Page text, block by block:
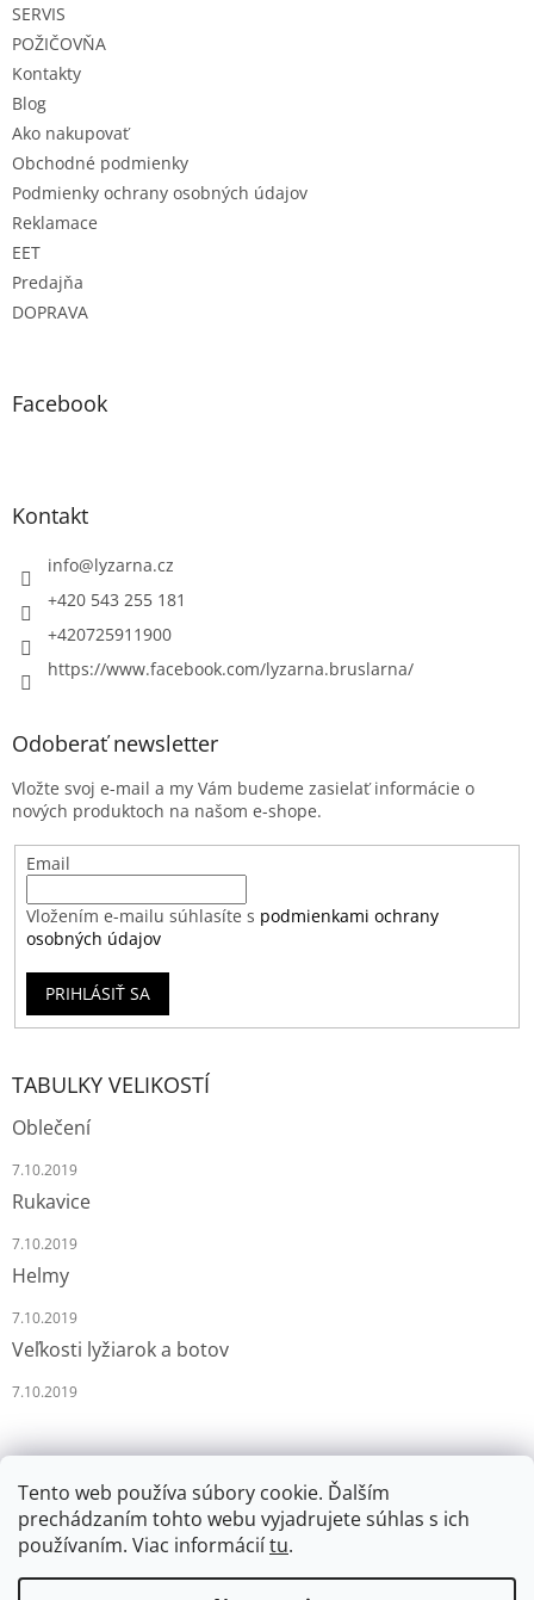
Tento web používa súbory cookie. Ďalším
prechádzaním tohto webu vyjadrujete súhlas s ich
používaním. Viac informáciítu.
SERVIS
POŽIČOVŇA
Kontakty
Blog
Ako nakupovať
Obchodné podmienky
Podmienky ochrany osobných údajov
Reklamace
EET
Predajňa
DOPRAVA
Facebook
Kontakt
info@lyzarna.cz
+420 543 255 181
+420725911900
https://www.facebook.com/lyzarna.bruslarna/
Odoberať newsletter
Vložte svoj e-mail a my Vám budeme zasielať informácie o
nových produktoch na našom e-shope.
Email
Vložením e-mailu súhlasíte s podmienkami ochrany
osobných údajov
PRIHLÁSIŤ SA
TABULKY VELIKOSTÍ
Oblečení
7.10.2019
Rukavice
7.10.2019
Helmy
7.10.2019
Veľkosti lyžiarok a botov
7.10.2019